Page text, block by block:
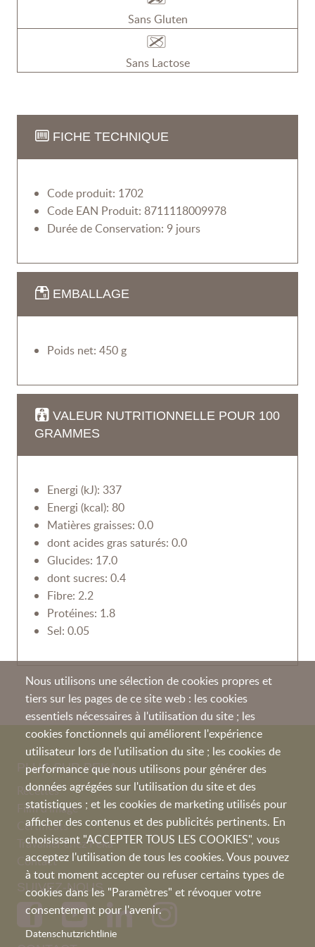
Sans Gluten
Sans Lactose
FICHE TECHNIQUE
Code produit: 1702
Code EAN Produit: 8711118009978
Durée de Conservation: 9 jours
EMBALLAGE
Poids net: 450 g
VALEUR NUTRITIONNELLE POUR 100
GRAMMES
Energi (kJ): 337
Energi (kcal): 80
Matières graisses: 0.0
dont acides gras saturés: 0.0
Glucides: 17.0
dont sucres: 0.4
Fibre: 2.2
Protéines: 1.8
Sel: 0.05
Nous utilisons une sélection de cookies propres et
tiers sur les pages de ce site web : les cookies
essentiels nécessaires à l'utilisation du site ; les
cookies fonctionnels qui améliorent l'expérience
utilisateur lors de l'utilisation du site ; les cookies de
performance que nous utilisons pour générer des
données agrégées sur l'utilisation du site et des
statistiques ; et les cookies de marketing utilisés pour
afficher des contenus et des publicités pertinents. En
choisissant "ACCEPTER TOUS LES COOKIES", vous
acceptez l'utilisation de tous les cookies. Vous pouvez
à tout moment accepter ou refuser certains types de
cookies dans les "Paramètres" et révoquer votre
consentement pour l'avenir.
Datenschutzrichtlinie
PLUS SUR PEKA
Recettes
Film d'image
Certificats
Travailler chez Peka
Contact
SUIVEZ-NOUS